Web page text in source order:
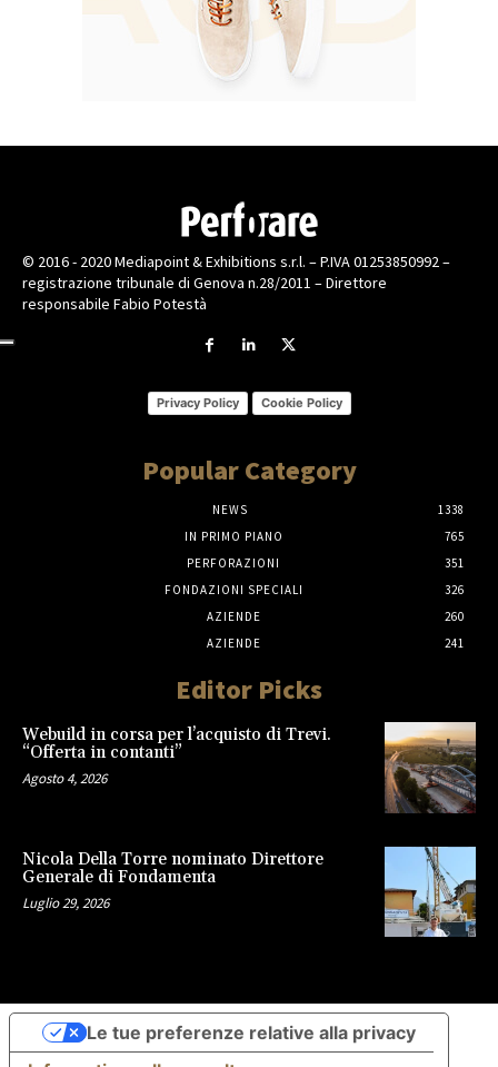
© 2016 - 2020 Mediapoint & Exhibitions s.r.l. – P.IVA 01253850992 –
registrazione tribunale di Genova n.28/2011 – Direttore
responsabile Fabio Potestà
Privacy Policy Cookie Policy
Popular Category
NEWS
1338
IN PRIMO PIANO
765
PERFORAZIONI
351
FONDAZIONI SPECIALI
326
AZIENDE
260
AZIENDE
241
Editor Picks
Webuild in corsa per l’acquisto di Trevi.
“Offerta in contanti”
Agosto 4, 2026
Nicola Della Torre nominato Direttore
Generale di Fondamenta
Luglio 29, 2026
Le tue preferenze relative alla privacy